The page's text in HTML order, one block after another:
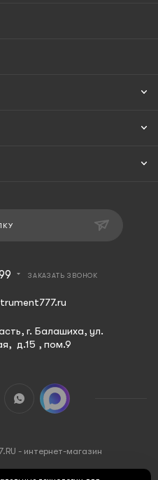
ЗАКАЗАТЬ ЗВОНОК
г. Балашиха, ул.
д.15 , пом.9
- интернет-магазин